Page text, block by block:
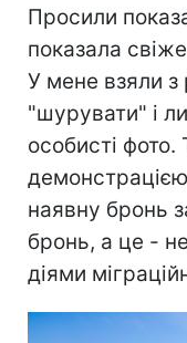
Просили
показала
У мене взяли з
"шурувати" і
особисті
демонстрацією
наявну бронь
бронь, а це -
діями